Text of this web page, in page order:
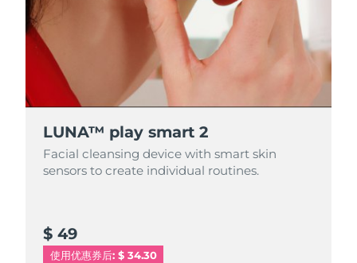
LUNA™ play smart 2
Facial cleansing device with smart skin
sensors to create individual routines.
$ 49
使用优惠券后: $ 34.30